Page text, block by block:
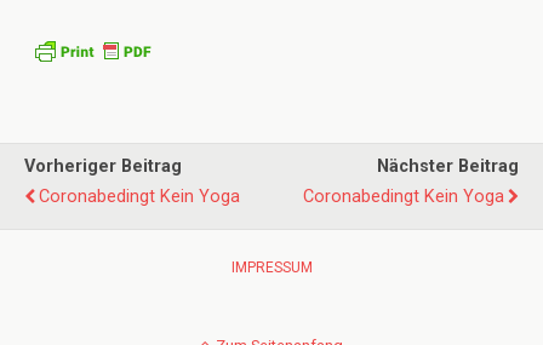
Vorheriger Beitrag
Coronabedingt Kein Yoga
Nächster Beitrag
Coronabedingt Kein Yoga
IMPRESSUM